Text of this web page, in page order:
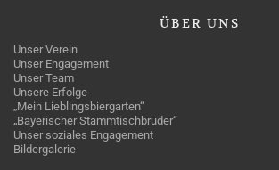
ÜBER UNS
Unser Verein
Unser Engagement
Unser Team
Unsere Erfolge
„Mein Lieblingsbiergarten“
„Bayerischer Stammtischbruder“
Unser soziales Engagement
Bildergalerie